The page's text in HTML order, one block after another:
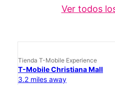
Ver todos
Tienda T-Mobile Experience
T-Mobile Christiana Mall
3.2 miles away